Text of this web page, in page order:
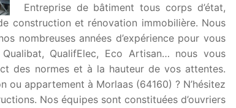
Entreprise de bâtiment tous corps d’état,
construction et rénovation immobilière. Nous
nombreuses années d’expérience pour vous
QualifElec, Eco Artisan… nous vous
des normes et à la hauteur de vos attentes.
ou appartement à Morlaas (64160) ? N’hésitez
Nos équipes sont constituées d’ouvriers